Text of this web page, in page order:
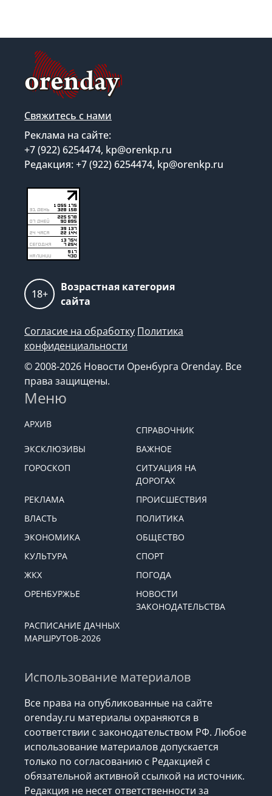
Свяжитесь с нами
Реклама на сайте:
+7 (922) 6254474, kp@orenkp.ru
Редакция: +7 (922) 6254474, kp@orenkp.ru
18+
Возрастная категория
сайта
Согласие на обработку Политика
конфиденциальности
© 2008-2026 Новости Оренбурга Orenday. Все
права защищены.
Меню
АРХИВ
СПРАВОЧНИК
ЭКСКЛЮЗИВЫ
ВАЖНОЕ
ГОРОСКОП
СИТУАЦИЯ НА
ДОРОГАХ
РЕКЛАМА
ПРОИСШЕСТВИЯ
ВЛАСТЬ
ПОЛИТИКА
ЭКОНОМИКА
ОБЩЕСТВО
КУЛЬТУРА
СПОРТ
ЖКХ
ПОГОДА
ОРЕНБУРЖЬЕ
НОВОСТИ
ЗАКОНОДАТЕЛЬСТВА
РАСПИСАНИЕ ДАЧНЫХ
МАРШРУТОВ-2026
Использование материалов
Все права на опубликованные на сайте
orenday.ru материалы охраняются в
соответствии с законодательством РФ. Любое
использование материалов допускается
только по согласованию с Редакцией с
обязательной активной ссылкой на источник.
Редакция не несет ответственности за